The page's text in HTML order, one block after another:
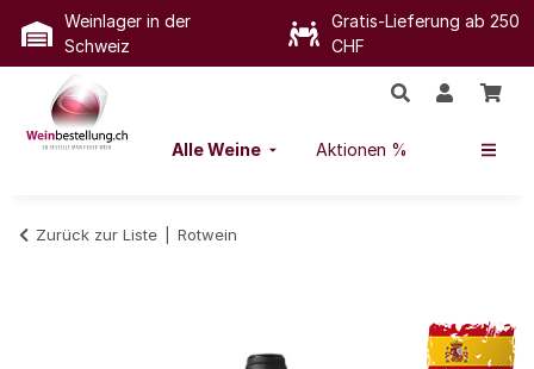
Weinlager in der
Schweiz
Gratis-Lieferung ab 250
CHF
Alle Weine Aktionen %
Zurück zur Liste Rotwein